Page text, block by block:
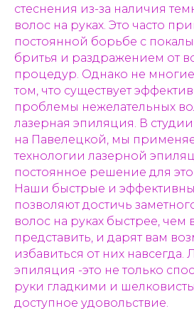
стеснения из-за наличия
волос на руках. Это часто
постоянной борьбе с
бритья и раздражением от
процедур. Однако не
том, что существует
проблемы нежелательных
лазерная эпиляция. В
на Павелецкой, мы
технологии лазерной
постоянное решение для
Наши быстрые и
позволяют достичь
волос на руках быстрее, чем
представить, и дарят вам
избавиться от них навсегда.
эпиляция -это не только
руки гладкими и
доступное удовольствие.